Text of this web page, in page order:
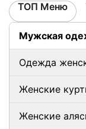
ТОП Меню
Мужская
Одежда
Женские
Женские